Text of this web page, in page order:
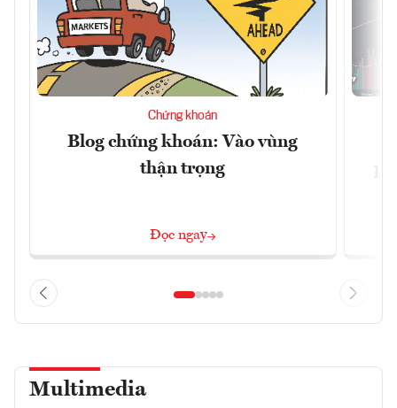
Chứng khoán
Blog chứng khoán: Vào vùng
thận trọng
Đọc ngay
Multimedia